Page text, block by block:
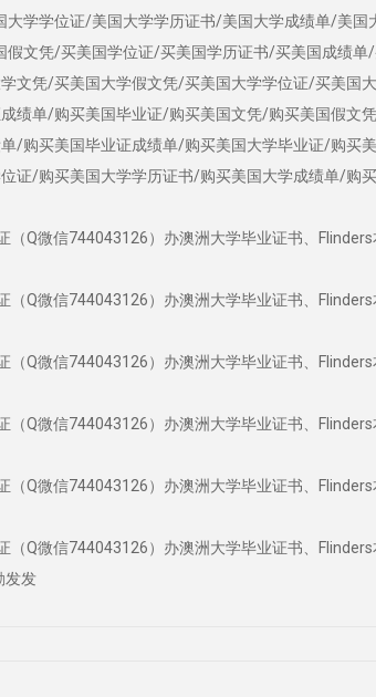
学学位证/美国大学学历证书/美国大学成绩单/美国
文凭/买美国学位证/买美国学历证书/买美国成绩单
文凭/买美国大学假文凭/买美国大学学位证/买美国
绩单/购买美国毕业证/购买美国文凭/购买美国假文
/购买美国毕业证成绩单/购买美国大学毕业证/购买
证/购买美国大学学历证书/购买美国大学成绩单/购
（Q微信744043126）办澳洲大学毕业证书、
（Q微信744043126）办澳洲大学毕业证书、
（Q微信744043126）办澳洲大学毕业证书、
（Q微信744043126）办澳洲大学毕业证书、
（Q微信744043126）办澳洲大学毕业证书、
（Q微信744043126）办澳洲大学毕业证书、
发发